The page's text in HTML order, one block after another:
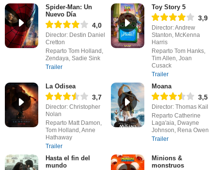
Spider-Man: Un
Nuevo Día
4,0
Director: Destin Daniel
Cretton
Reparto Tom Holland,
Zendaya, Sadie Sink
Trailer
Toy Story 5
3,9
Director: Andrew
Stanton, McKenna
Harris
Reparto Tom Hanks,
Tim Allen, Joan
Cusack
Trailer
La Odisea
3,7
Director: Christopher
Nolan
Reparto Matt Damon,
Tom Holland, Anne
Hathaway
Trailer
Moana
3,5
Director: Thomas Kail
Reparto Catherine
Laga'aia, Dwayne
Johnson, Rena Owen
Trailer
Hasta el fin del
mundo
Minions &
monstruos